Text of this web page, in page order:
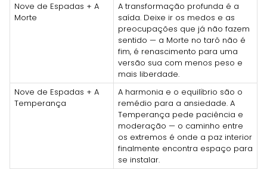
Nove de Espadas + A
Morte
A transformação profunda é a
saída. Deixe ir os medos e as
preocupações que já não fazem
sentido — a Morte no tarô não é
fim, é renascimento para uma
versão sua com menos peso e
mais liberdade.
Nove de Espadas + A
Temperança
A harmonia e o equilíbrio são o
remédio para a ansiedade. A
Temperança pede paciência e
moderação — o caminho entre
os extremos é onde a paz interior
finalmente encontra espaço para
se instalar.